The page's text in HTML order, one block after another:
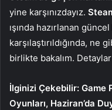
yine karşınızdayız.
ışında hazırlanan
karşılaştırıldığında, ne
birlikte bakalım.
İlginizi Çekebilir: Game
Oyunları, Haziran’da